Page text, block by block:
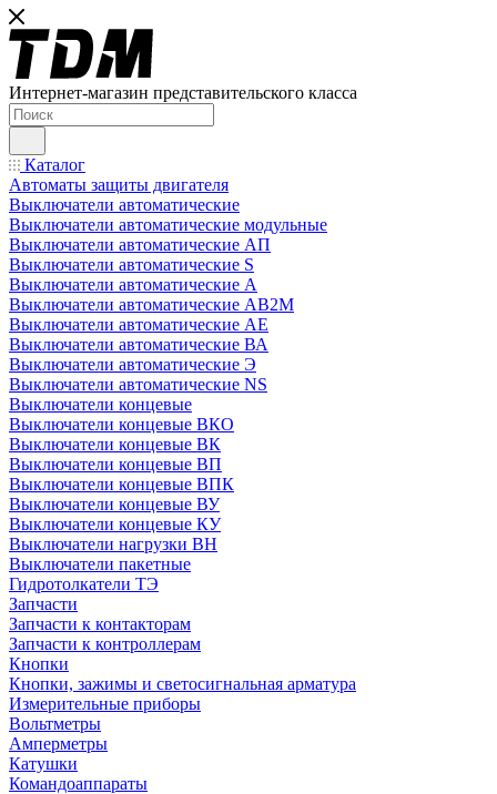
Интернет-магазин представительского класса
Каталог
Автоматы защиты двигателя
Выключатели автоматические
Выключатели автоматические модульные
Выключатели автоматические АП
Выключатели автоматические S
Выключатели автоматические А
Выключатели автоматические АВ2М
Выключатели автоматические АЕ
Выключатели автоматические ВА
Выключатели автоматические Э
Выключатели автоматические NS
Выключатели концевые
Выключатели концевые ВКО
Выключатели концевые ВК
Выключатели концевые ВП
Выключатели концевые ВПК
Выключатели концевые ВУ
Выключатели концевые КУ
Выключатели нагрузки ВН
Выключатели пакетные
Гидротолкатели ТЭ
Запчасти
Запчасти к контакторам
Запчасти к контроллерам
Кнопки
Кнопки, зажимы и светосигнальная арматура
Измерительные приборы
Вольтметры
Амперметры
Катушки
Командоаппараты